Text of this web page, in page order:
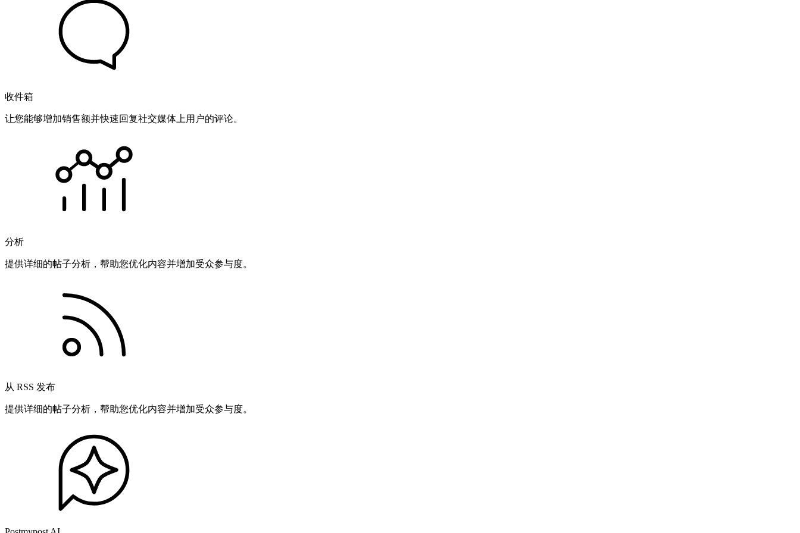
收件箱
让您能够增加销售额并快速回复社交媒体上用户的评论。
分析
提供详细的帖子分析，帮助您优化内容并增加受众参与度。
从 RSS 发布
提供详细的帖子分析，帮助您优化内容并增加受众参与度。